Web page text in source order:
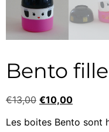
Bento
€13,00 €10,00
Les boites Bento sont